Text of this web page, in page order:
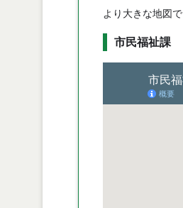
より大きな地図で
市民福祉課